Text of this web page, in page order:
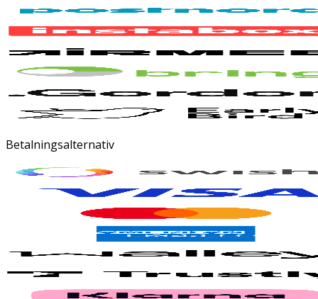
Betalningsalternativ